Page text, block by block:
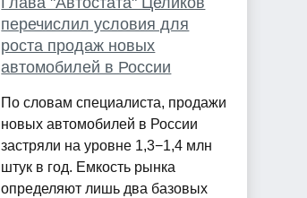
перечислил условия для
роста продаж новых
автомобилей в России
По словам специалиста, продажи
новых автомобилей в России
застряли на уровне 1,3−1,4 млн
штук в год. Емкость рынка
определяют лишь два базовых